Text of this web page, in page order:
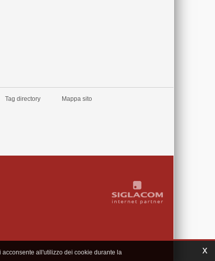
Tag directory Mappa sito
x
all'utilizzo dei cookie durante la